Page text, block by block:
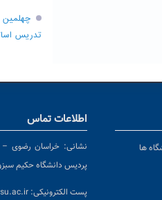
تدریس
ها
اطلاعات تماس
نشانی: خراسان رضوی –
پردیس دانشگاه حکیم
پست الکترونیکی: